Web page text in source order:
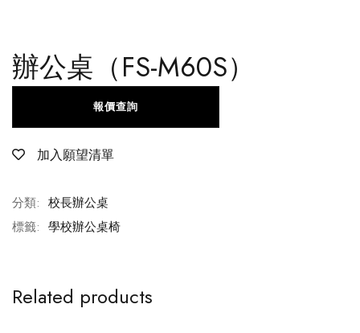
辦公桌（FS-M60S）
加入願望清單
報價查詢
分類: 校長辦公桌
標籤: 學校辦公桌椅
Related products